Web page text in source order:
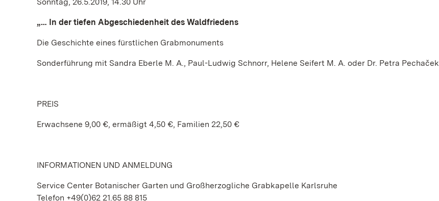
„… In der tiefen Abgeschiedenheit des Waldfriedens
Die Geschichte eines fürstlichen Grabmonuments
Sonderführung mit Sandra Eberle M. A., Paul-Ludwig Schnorr, Helene Seifert M. A. oder Dr. Petra Pechaček
PREIS
Erwachsene 9,00 €, ermäßigt 4,50 €, Familien 22,50 €
INFORMATIONEN UND ANMELDUNG
Service Center Botanischer Garten und Großherzogliche Grabkapelle Karlsruhe
Telefon +49(0)62 21.65 88 815